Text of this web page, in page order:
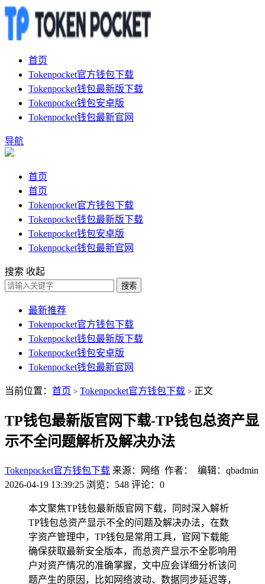
首页
Tokenpocket官方钱包下载
Tokenpocket钱包最新版下载
Tokenpocket钱包安卓版
Tokenpocket钱包最新官网
导航
首页
首页
Tokenpocket官方钱包下载
Tokenpocket钱包最新版下载
Tokenpocket钱包安卓版
Tokenpocket钱包最新官网
搜索 收起
搜索
最新推荐
Tokenpocket官方钱包下载
Tokenpocket钱包最新版下载
Tokenpocket钱包安卓版
Tokenpocket钱包最新官网
当前位置： 首页 > Tokenpocket官方钱包下载 > 正文
TP钱包最新版官网下载-TP钱包总资产显
示不全问题解析及解决办法
Tokenpocket官方钱包下载 来源：网络 作者： 编辑：qbadmin
2026-04-19 13:39:25 浏览：548 评论：0
本文聚焦TP钱包最新版官网下载，同时深入解析
TP钱包总资产显示不全的问题及解决办法，在数
字资产管理中，TP钱包是常用工具，官网下载能
确保获取最新安全版本，而总资产显示不全影响用
户对资产情况的准确掌握，文中应会详细分析该问
题产生的原因，比如网络波动、数据同步延迟等，